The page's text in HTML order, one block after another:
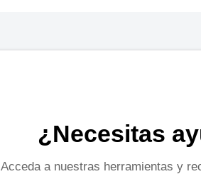
¿Necesitas
Acceda a nuestras herramientas y